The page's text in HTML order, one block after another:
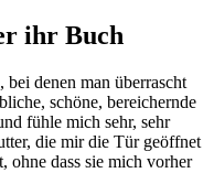
ihr Buch
denen man überrascht
schöne, bereichernde
fühle mich sehr, sehr
die mir die Tür geöffnet
ohne dass sie mich vorher